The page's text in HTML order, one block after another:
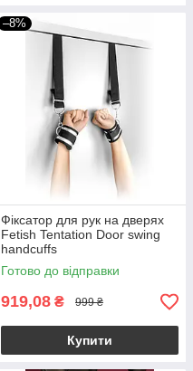
–8%
Фіксатор для рук на дверях
Fetish Tentation Door swing
handcuffs
Готово до відправки
919,08 ₴ 999 ₴
Купити